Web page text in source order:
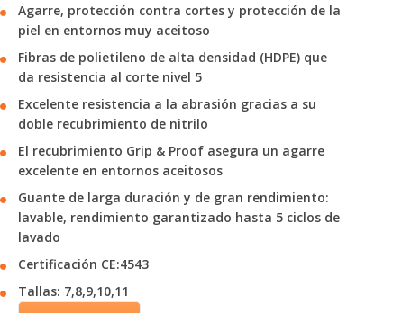
Agarre, protección contra cortes y protección de la
piel en entornos muy aceitoso
Fibras de polietileno de alta densidad (HDPE) que
da resistencia al corte nivel 5
Excelente resistencia a la abrasión gracias a su
doble recubrimiento de nitrilo
El recubrimiento Grip & Proof asegura un agarre
excelente en entornos aceitosos
Guante de larga duración y de gran rendimiento:
lavable, rendimiento garantizado hasta 5 ciclos de
lavado
Certificación CE:4543
Tallas: 7,8,9,10,11